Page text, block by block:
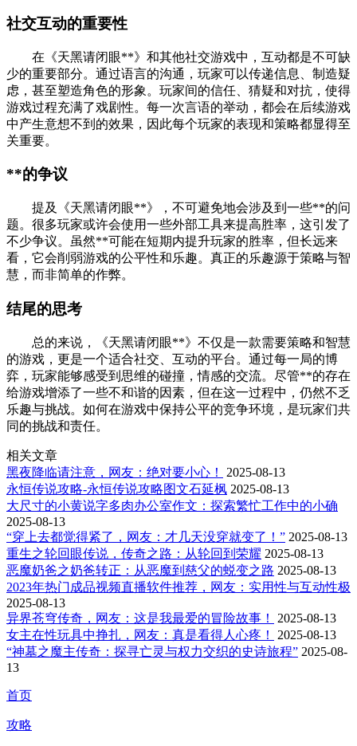
社交互动的重要性
在《天黑请闭眼**》和其他社交游戏中，互动都是不可缺
少的重要部分。通过语言的沟通，玩家可以传递信息、制造疑
虑，甚至塑造角色的形象。玩家间的信任、猜疑和对抗，使得
游戏过程充满了戏剧性。每一次言语的举动，都会在后续游戏
中产生意想不到的效果，因此每个玩家的表现和策略都显得至
关重要。
**的争议
提及《天黑请闭眼**》，不可避免地会涉及到一些**的问
题。很多玩家或许会使用一些外部工具来提高胜率，这引发了
不少争议。虽然**可能在短期内提升玩家的胜率，但长远来
看，它会削弱游戏的公平性和乐趣。真正的乐趣源于策略与智
慧，而非简单的作弊。
结尾的思考
总的来说，《天黑请闭眼**》不仅是一款需要策略和智慧
的游戏，更是一个适合社交、互动的平台。通过每一局的博
弈，玩家能够感受到思维的碰撞，情感的交流。尽管**的存在
给游戏增添了一些不和谐的因素，但在这一过程中，仍然不乏
乐趣与挑战。如何在游戏中保持公平的竞争环境，是玩家们共
同的挑战和责任。
相关文章
黑夜降临请注意，网友：绝对要小心！
2025-08-13
永恒传说攻略-永恒传说攻略图文石延枫 2025-08-13
大尺寸的小黄说字多肉办公室作文：探索繁忙工作中的小确
2025-08-13
“穿上去都觉得紧了，网友：才几天没穿就变了！” 2025-08-13
重生之轮回眼传说，传奇之路：从轮回到荣耀 2025-08-13
恶魔奶爸之奶爸转正：从恶魔到慈父的蜕变之路 2025-08-13
2023年热门成品视频直播软件推荐，网友：实用性与互动性极
2025-08-13
异界苍穹传奇，网友：这是我最爱的冒险故事！
2025-08-13
女主在性玩具中挣扎，网友：真是看得人心疼！
2025-08-13
“神墓之魔主传奇：探寻亡灵与权力交织的史诗旅程” 2025-08-
13
首页
攻略